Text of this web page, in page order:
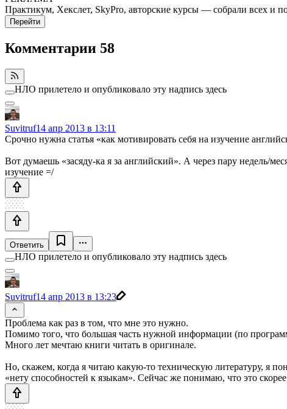
Практикум, Хекслет, SkyPro, авторские курсы — собрали всех и
Перейти
Комментарии 58
НЛО прилетело и опубликовало эту надпись здесь
Suvitruf14 апр 2013 в 13:11
Срочно нужна статья «как мотивировать себя на изучение
Вот думаешь «засяду-ка я за английский». А через пару недель/
изучение =/
Ответить
НЛО прилетело и опубликовало эту надпись здесь
Suvitruf14 апр 2013 в 13:23
Проблема как раз в том, что мне это нужно.
Помимо того, что большая часть нужной информации (по
Много лет мечтаю книги читать в оригинале.
Но, скажем, когда я читаю какую-то техническую литературу, я
«нету способностей к языкам». Сейчас же понимаю, что это